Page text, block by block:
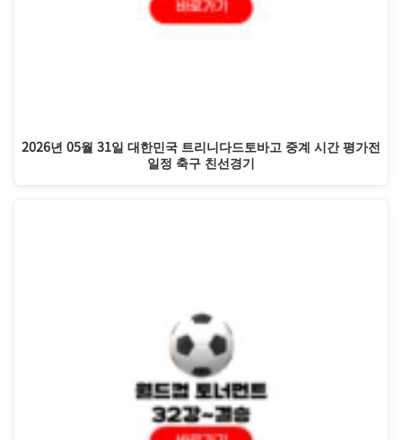
2026년 05월 31일 대한민국 트리니다드토바고 중계 시간 평가전
일정 축구 친선경기